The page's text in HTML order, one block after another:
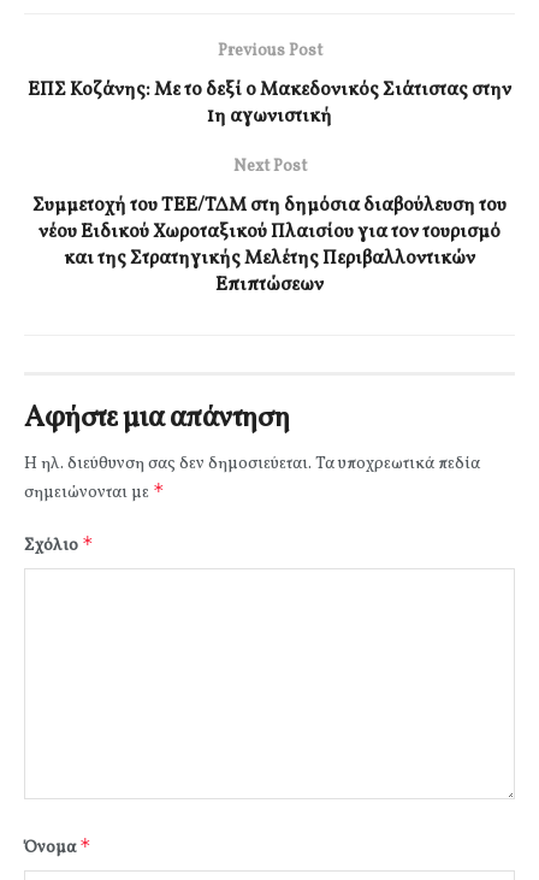
Previous Post
ΕΠΣ Κοζάνης: Με το δεξί ο Μακεδονικός Σιάτιστας στην
1η αγωνιστική
Next Post
Συμμετοχή του ΤΕΕ/ΤΔΜ στη δημόσια διαβούλευση του
νέου Ειδικού Χωροταξικού Πλαισίου για τον τουρισμό
και της Στρατηγικής Μελέτης Περιβαλλοντικών
Επιπτώσεων
Αφήστε μια απάντηση
Η ηλ. διεύθυνση σας δεν δημοσιεύεται. Τα υποχρεωτικά πεδία
σημειώνονται με *
Σχόλιο *
Όνομα*